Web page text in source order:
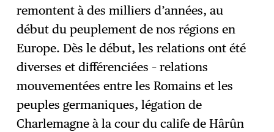
remontent à des milliers d’années, au
début du peuplement de nos régions en
Europe. Dès le début, les relations ont été
diverses et différenciées – relations
mouvementées entre les Romains et les
peuples germaniques, légation de
Charlemagne à la cour du calife de Hârûn